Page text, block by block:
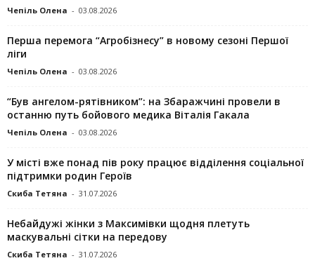
Чепіль Олена - 03.08.2026
Перша перемога “Агробізнесу” в новому сезоні Першої
ліги
Чепіль Олена - 03.08.2026
“Був ангелом-рятівником”: на Збаражчині провели в
останню путь бойового медика Віталія Гакала
Чепіль Олена - 03.08.2026
У місті вже понад пів року працює відділення соціальної
підтримки родин Героїв
Скиба Тетяна - 31.07.2026
Небайдужі жінки з Максимівки щодня плетуть
маскувальні сітки на передову
Скиба Тетяна - 31.07.2026